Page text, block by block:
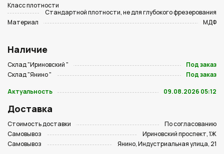
Класс плотности
Стандартной плотности, не для глубокого фрезерования
Материал
МДФ
Наличие
Склад "Ириновский "
Под заказ
Склад "Янино "
Под заказ
Актуальность
09.08.2026 05:12
Доставка
Стоимость доставки
По согласованию
Самовывоз
Ириновский проспект, 1Ж
Самовывоз
Янино, Индустриальная улица, 21